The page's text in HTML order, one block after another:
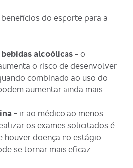
benefícios do esporte para a
alcoólicas - o
o risco de desenvolver
combinado ao uso do
aumentar ainda mais.
- ir ao médico ao menos
os exames solicitados é
houver doença no estágio
se tornar mais eficaz.